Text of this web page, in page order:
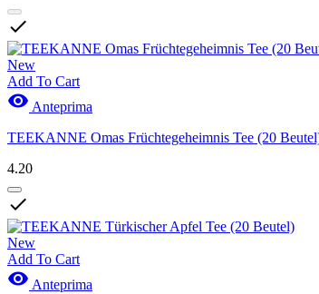

New
Add To Cart
 Anteprima
TEEKANNE Omas Früchtegeheimnis Tee (20
4.20

New
Add To Cart
 Anteprima